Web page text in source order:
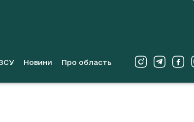
Новини Про область